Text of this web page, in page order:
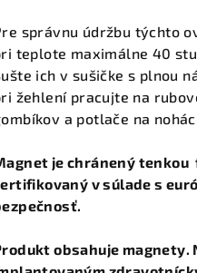
správnu údržbu týchto
teplote maximálne 40
ich v sušičke s plnou
žehlení pracujte na
a potlače na
je chránený tenkou
v súlade s
obsahuje